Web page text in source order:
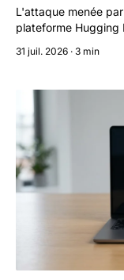
L'attaque menée
plateforme Hugging
que les méthodes
31 juil. 2026 · 3 min